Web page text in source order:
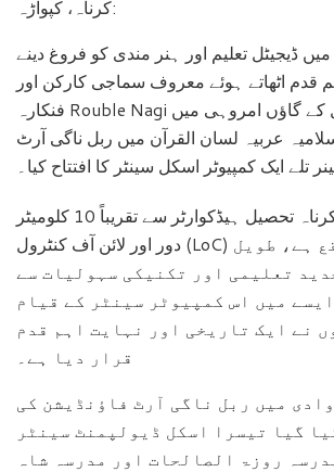
کرناہ، کپواڑہ:
ڈیجیٹل تعلیم اور ہنر مندی کو فروغ دینے
قدم اٹھاتے ہوئے معروف سماجی کارکن اور
فنکارہ Rouble Nagi نے کرناہ تحصیل کے گاؤں امروہی میں
عربیہ لسان القرآن میں ربل ناگی آرٹ
تلے ایک کمپیوٹر اسکل سینٹر کا افتتاح کیا۔
امروہی گاؤں، جو کرناہ تحصیل ہیڈکوارٹر سے تقریباً 10 کلومیٹر
دور اور لائن آف کنٹرول (LoC) کے نزدیک واقع ہے، طویل
تعلیمی اور تکنیکی سہولیات سے
میں اس کمپیوٹر سینٹر کے قیام
نے ایک تاریخی اور نہایت اہم قدم
قرار دیا ہے۔
میں ربل ناگی آرٹ فاؤنڈیشن کی
گیا تیسرا اسکل ڈیولپمنٹ سینٹر
روزۃ الصالحات اور مدرسہ شاہ